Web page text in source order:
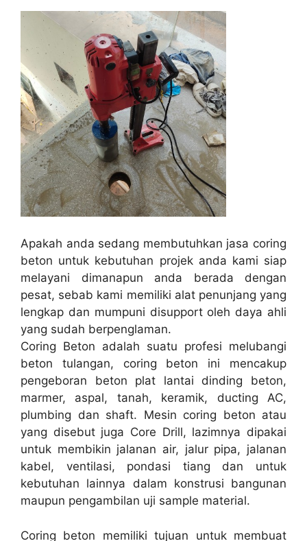
Apakah anda sedang membutuhkan jasa coring
beton untuk kebutuhan projek anda kami siap
melayani dimanapun anda berada dengan
pesat, sebab kami memiliki alat penunjang yang
lengkap dan mumpuni disupport oleh daya ahli
yang sudah berpenglaman.
Coring Beton adalah suatu profesi melubangi
beton tulangan, coring beton ini mencakup
pengeboran beton plat lantai dinding beton,
marmer, aspal, tanah, keramik, ducting AC,
plumbing dan shaft. Mesin coring beton atau
yang disebut juga Core Drill, lazimnya dipakai
untuk membikin jalanan air, jalur pipa, jalanan
kabel, ventilasi, pondasi tiang dan untuk
kebutuhan lainnya dalam konstrusi bangunan
maupun pengambilan uji sample material.
Coring beton memiliki tujuan untuk membuat